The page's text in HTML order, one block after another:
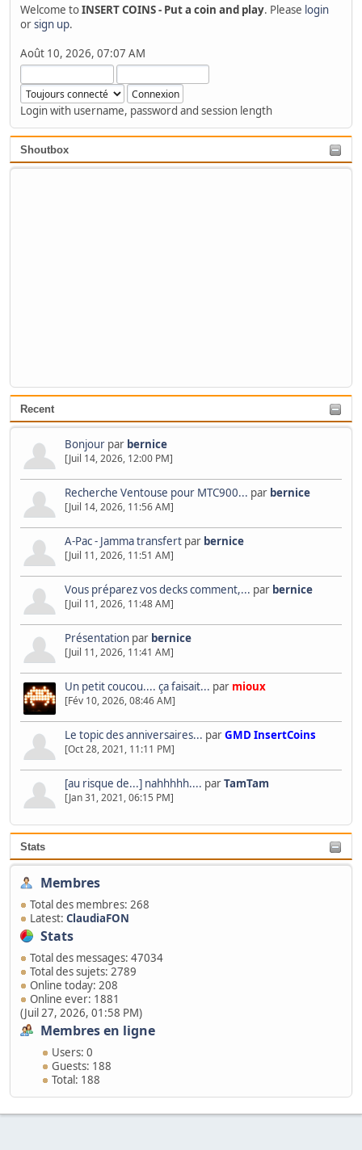
Welcome toINSERT COINS - Put a coin and play. Please login
orsign up.
Août 10, 2026, 07:07 AM
Login with username, password and session length
Shoutbox
Recent
Bonjour par bernice
[Juil 14, 2026, 12:00 PM]
Recherche Ventouse pour MTC900... par bernice
[Juil 14, 2026, 11:56 AM]
A-Pac - Jamma transfert par bernice
[Juil 11, 2026, 11:51 AM]
Vous préparez vos decks comment,... par bernice
[Juil 11, 2026, 11:48 AM]
Présentation par bernice
[Juil 11, 2026, 11:41 AM]
Un petit coucou.... ça faisait... par mioux
[Fév 10, 2026, 08:46 AM]
Le topic des anniversaires... parGMD InsertCoins
[Oct 28, 2021, 11:11 PM]
[au risque de...] nahhhhh.... parTamTam
[Jan 31, 2021, 06:15 PM]
Stats
Membres
Total des membres: 268
Latest: ClaudiaFON
Stats
Total des messages: 47034
Total des sujets: 2789
Online today: 208
Online ever: 1881
(Juil 27, 2026, 01:58 PM)
Membres en ligne
Users: 0
Guests: 188
Total: 188